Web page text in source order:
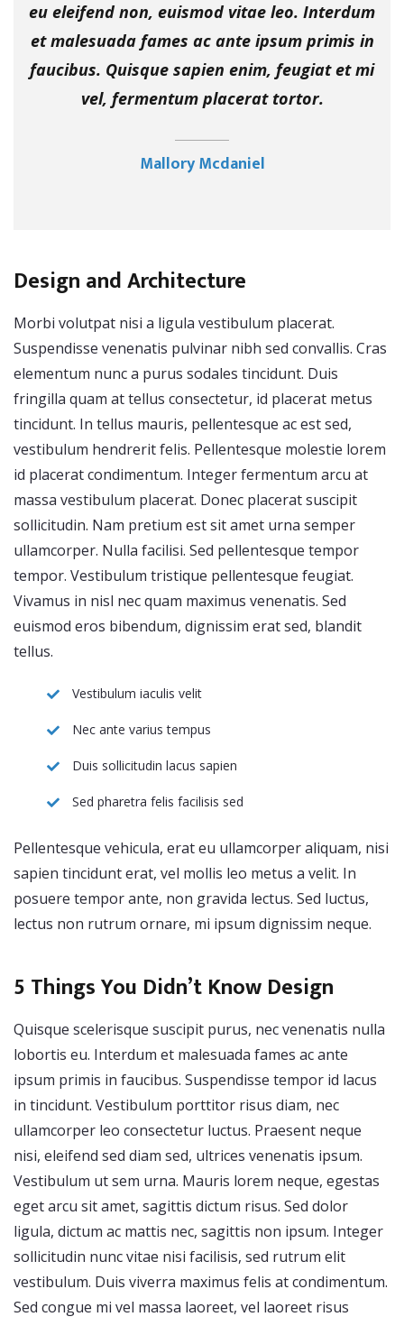
eu eleifend non, euismod vitae leo. Interdum
et malesuada fames ac ante ipsum primis in
faucibus. Quisque sapien enim, feugiat et mi
vel, fermentum placerat tortor.
Mallory Mcdaniel
Design and Architecture
Morbi volutpat nisi a ligula vestibulum placerat.
Suspendisse venenatis pulvinar nibh sed convallis. Cras
elementum nunc a purus sodales tincidunt. Duis
fringilla quam at tellus consectetur, id placerat metus
tincidunt. In tellus mauris, pellentesque ac est sed,
vestibulum hendrerit felis. Pellentesque molestie lorem
id placerat condimentum. Integer fermentum arcu at
massa vestibulum placerat. Donec placerat suscipit
sollicitudin. Nam pretium est sit amet urna semper
ullamcorper. Nulla facilisi. Sed pellentesque tempor
tempor. Vestibulum tristique pellentesque feugiat.
Vivamus in nisl nec quam maximus venenatis. Sed
euismod eros bibendum, dignissim erat sed, blandit
tellus.
Vestibulum iaculis velit
Nec ante varius tempus
Duis sollicitudin lacus sapien
Sed pharetra felis facilisis sed
Pellentesque vehicula, erat eu ullamcorper aliquam, nisi
sapien tincidunt erat, vel mollis leo metus a velit. In
posuere tempor ante, non gravida lectus. Sed luctus,
lectus non rutrum ornare, mi ipsum dignissim neque.
5 Things You Didn’t Know Design
Quisque scelerisque suscipit purus, nec venenatis nulla
lobortis eu. Interdum et malesuada fames ac ante
ipsum primis in faucibus. Suspendisse tempor id lacus
in tincidunt. Vestibulum porttitor risus diam, nec
ullamcorper leo consectetur luctus. Praesent neque
nisi, eleifend sed diam sed, ultrices venenatis ipsum.
Vestibulum ut sem urna. Mauris lorem neque, egestas
eget arcu sit amet, sagittis dictum risus. Sed dolor
ligula, dictum ac mattis nec, sagittis non ipsum. Integer
sollicitudin nunc vitae nisi facilisis, sed rutrum elit
vestibulum. Duis viverra maximus felis at condimentum.
Sed congue mi vel massa laoreet, vel laoreet risus